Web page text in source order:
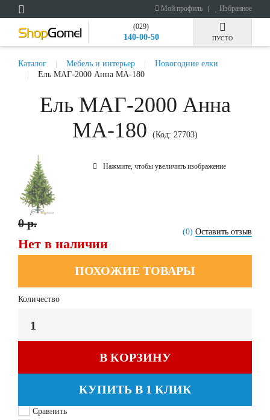
Мой профиль Избранное
(029)
140-00-50 ПУСТО
Каталог Мебель и интерьер
Новогодние елки
Ель МАГ-2000 Анна МА-180
Ель МАГ-2000 Анна
МА-180
(Код: 27703)
Нажмите, чтобы увеличить изображение
(0) Оставить отзыв
0 р.
Нет в наличии
ПОХОЖИЕ ТОВАРЫ
Количество
В КОРЗИНУ
КУПИТЬ В 1 КЛИК
Сравнить